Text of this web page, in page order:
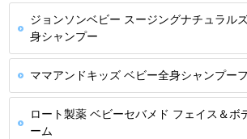
ジョンソンベビー スージングナチュラル
身シャンプー
ママアンドキッズ ベビー全身シャンプー
ロート製薬 ベビーセバメド フェイス＆ボ
ーム